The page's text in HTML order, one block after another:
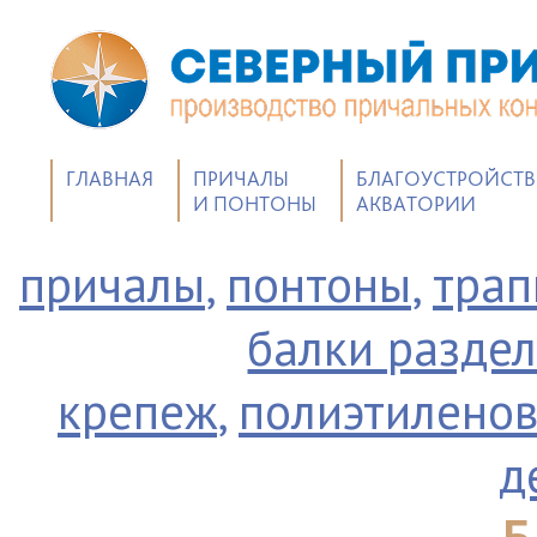
ГЛАВНАЯ
ПРИЧАЛЫ
И ПОНТОНЫ
АКВАТОРИИ
причалы, понтоны,
балки
крепеж,